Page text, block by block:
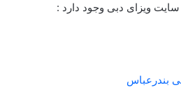
ویزای دبی وجود دارد :
بندرعباس